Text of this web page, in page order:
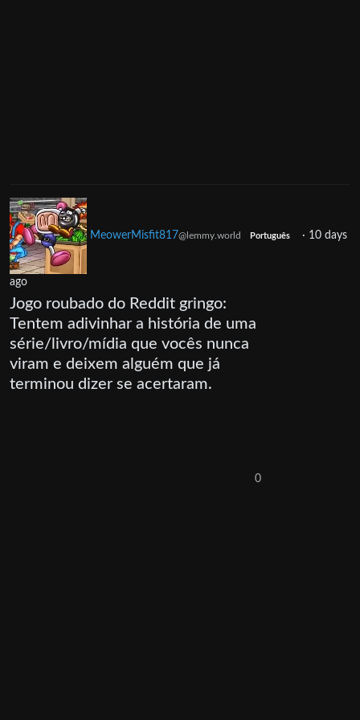
MeowerMisfit817@lemmy.world Português · 10 days
ago
Jogo roubado do Reddit gringo:
Tentem adivinhar a história de uma
série/livro/mídia que vocês nunca
viram e deixem alguém que já
terminou dizer se acertaram.
0